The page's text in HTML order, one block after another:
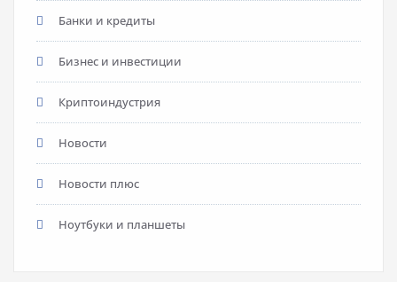
Банки и кредиты
Бизнес и инвестиции
Криптоиндустрия
Новости
Новости плюс
Ноутбуки и планшеты